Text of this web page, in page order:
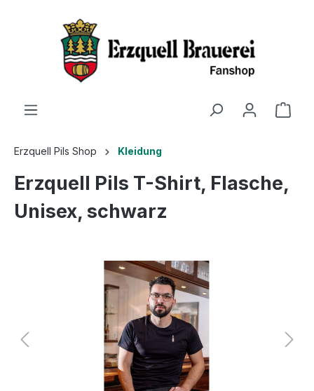
Erzquell Pils Shop Kleidung
Erzquell Pils T-Shirt, Flasche,
Unisex, schwarz